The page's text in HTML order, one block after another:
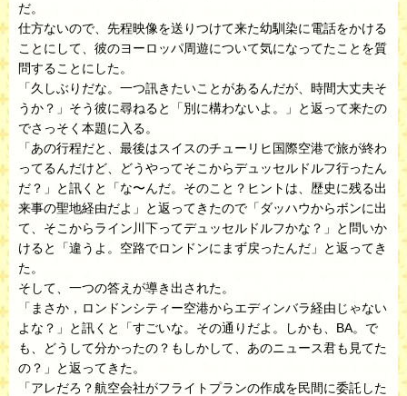
だ。
仕方ないので、先程映像を送りつけて来た幼馴染に電話をかける
ことにして、彼のヨーロッパ周遊について気になってたことを質
問することにした。
「久しぶりだな。一つ訊きたいことがあるんだが、時間大丈夫そ
うか？」そう彼に尋ねると「別に構わないよ。」と返って来たの
でさっそく本題に入る。
「あの行程だと、最後はスイスのチューリヒ国際空港で旅が終わ
ってるんだけど、どうやってそこからデュッセルドルフ行ったん
だ？」と訊くと「な〜んだ。そのこと？ヒントは、歴史に残る出
来事の聖地経由だよ」と返ってきたので「ダッハウからボンに出
て、そこからライン川下ってデュッセルドルフかな？」と問いか
けると「違うよ。空路でロンドンにまず戻ったんだ」と返ってき
た。
そして、一つの答えが導き出された。
「まさか，ロンドンシティー空港からエディンバラ経由じゃない
よな？」と訊くと「すごいな。その通りだよ。しかも、BA。で
も、どうして分かったの？もしかして、あのニュース君も見てた
の？」と返ってきた。
「アレだろ？航空会社がフライトプランの作成を民間に委託した